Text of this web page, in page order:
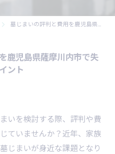
墓じまいの評判と費用を鹿児島県薩摩川内市で失敗なく進めるためのポイント
鹿児島県薩摩川内市で失
ント
いを検討する際、評判や費
ていませんか？近年、家族
じまいが身近な課題となり